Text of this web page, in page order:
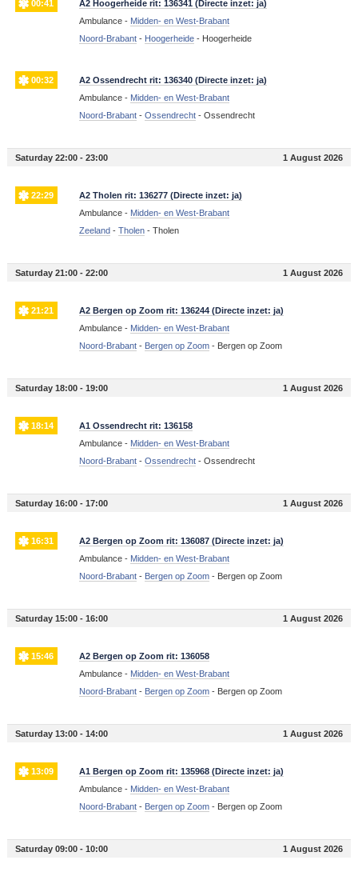
00:41
A2 Hoogerheide rit: 136341 (Directe inzet: ja)
Ambulance - Midden- en West-Brabant
Noord-Brabant- Hoogerheide- Hoogerheide
00:32
A2 Ossendrecht rit: 136340 (Directe inzet: ja)
Ambulance - Midden- en West-Brabant
Noord-Brabant- Ossendrecht- Ossendrecht
Saturday 22:00 - 23:00 1 August 2026
22:29
A2 Tholen rit: 136277 (Directe inzet: ja)
Ambulance - Midden- en West-Brabant
Zeeland - Tholen- Tholen
Saturday 21:00 - 22:00 1 August 2026
21:21
A2 Bergen op Zoom rit: 136244 (Directe inzet: ja)
Ambulance - Midden- en West-Brabant
Noord-Brabant- Bergen op Zoom- Bergen op Zoom
Saturday 18:00 - 19:00 1 August 2026
18:14
A1 Ossendrecht rit: 136158
Ambulance - Midden- en West-Brabant
Noord-Brabant- Ossendrecht- Ossendrecht
Saturday 16:00 - 17:00 1 August 2026
16:31
A2 Bergen op Zoom rit: 136087 (Directe inzet: ja)
Ambulance - Midden- en West-Brabant
Noord-Brabant- Bergen op Zoom- Bergen op Zoom
Saturday 15:00 - 16:00 1 August 2026
15:46
A2 Bergen op Zoom rit: 136058
Ambulance - Midden- en West-Brabant
Noord-Brabant- Bergen op Zoom- Bergen op Zoom
Saturday 13:00 - 14:00 1 August 2026
13:09
A1 Bergen op Zoom rit: 135968 (Directe inzet: ja)
Ambulance - Midden- en West-Brabant
Noord-Brabant- Bergen op Zoom- Bergen op Zoom
Saturday 09:00 - 10:00 1 August 2026